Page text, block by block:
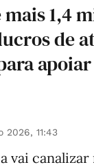
1,4
de
2026, 11:43
vai canalizar